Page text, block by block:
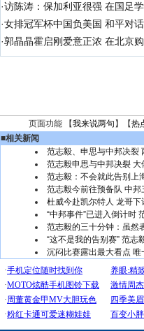
·访陈涛：保加利亚很强 在国足
·女排冠军杯中国负美国 和平对
·郭晶晶霍启刚爱意正浓 在北京
页面功能 【我来说两句 】【热
■相关新闻
范志毅、申思与中邦决裂
范志毅申思与中邦决裂
范志毅：不会就此告别上
范志毅今前往预备队 中邦
杜威今赴凯尔特人 龙哥下
“中邦事件”已进入倒计时
范志毅的三十分钟：虽然
“这不是我的告别赛” 范志
沉闷比赛露出最大看点